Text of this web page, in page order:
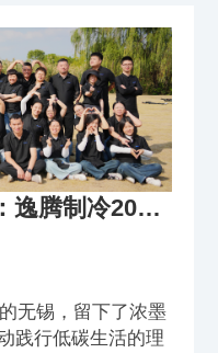
凝聚向心，共赴未来：逸腾制冷2025无锡团建
无锡，留下了浓墨
践行低碳生活的理